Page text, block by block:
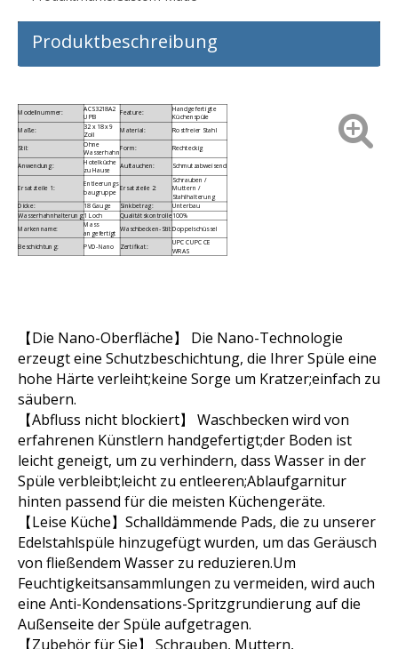
Produktbeschreibung
Modellnummer: ACS3218A2
UPB
Feature: Handgefertigte
Küchenspüle
Maße:
32 x 18 x 9
Zoll
Material: Rostfreier Stahl
Stil:
Ohne
Wasserhahn
Form: Rechteckig
Anwendung:
Hotelküche
zu Hause
Auftauchen: Schmutzabweisend
Ersatzteile 1:
Entleerungs
baugruppe
Ersatzteile 2:
Schrauben /
Muttern /
Stahlhalterung
Dicke:
18 Gauge Sinkbetrag:
Unterbau
Wasserhahnhalterung:1 Loch Qualitätskontrolle 100%
Markenname: Mass
angefertigt
Waschbecken-Stil:Doppelschüssel
Beschichtung: PVD-Nano Zertifikat:
UPC CUPC CE
WRAS
【Die Nano-Oberfläche】 Die Nano-Technologie
erzeugt eine Schutzbeschichtung, die Ihrer Spüle eine
hohe Härte verleiht;keine Sorge um Kratzer;einfach zu
säubern.
【Abfluss nicht blockiert】 Waschbecken wird von
erfahrenen Künstlern handgefertigt;der Boden ist
leicht geneigt, um zu verhindern, dass Wasser in der
Spüle verbleibt;leicht zu entleeren;Ablaufgarnitur
hinten passend für die meisten Küchengeräte.
【Leise Küche】Schalldämmende Pads, die zu unserer
Edelstahlspüle hinzugefügt wurden, um das Geräusch
von fließendem Wasser zu reduzieren.Um
Feuchtigkeitsansammlungen zu vermeiden, wird auch
eine Anti-Kondensations-Spritzgrundierung auf die
Außenseite der Spüle aufgetragen.
【Zubehör für Sie】 Schrauben, Muttern,